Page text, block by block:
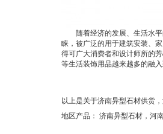
随着经济的发展、生活水
睐，被广泛的用于建筑安装、
得可广大消费者和设计师所的
等生活装饰用品越来越多的融
以上是关于济南异型石材供货
地区产品： 济南异型石材 ， 河